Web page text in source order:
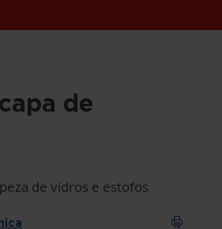
de
de vidros e estofos